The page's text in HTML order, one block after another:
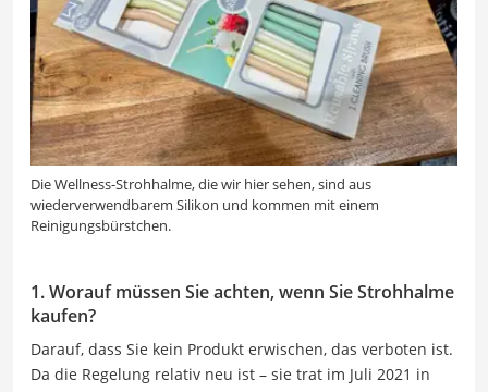
Die Wellness-Strohhalme, die wir hier sehen, sind aus
wiederverwendbarem Silikon und kommen mit einem
Reinigungsbürstchen.
1. Worauf müssen Sie achten, wenn Sie Strohhalme
kaufen?
Darauf, dass Sie kein Produkt erwischen, das verboten ist.
Da die Regelung relativ neu ist – sie trat im Juli 2021 in